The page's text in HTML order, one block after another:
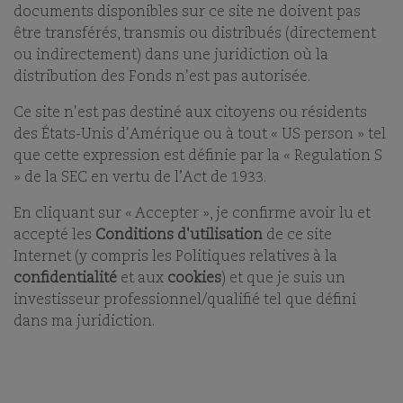
Comgest Global Investors S.A.S., il définit l’orientation
stratégique à long terme et la planification des
investissements, assure le contrôle prudentiel et
représente les actionnaires de Comgest. Le
Exécutifde Comgest Global Investors représente les
principaux domaines fonctionnels du groupe, il
assiste le Président Directeur Général dans le
déploiement des projets stratégiques et la
CONSEIL DES ASSOCIÉS
COMITÉ EXÉCUTIF
documents disponibles sur ce site ne doivent pas
être transférés, transmis ou distribués (directement
ou indirectement) dans une juridiction où la
distribution des Fonds n'est pas autorisée.
Ce site n'est pas destiné aux citoyens ou résidents
des États-Unis d'Amérique ou à tout « US person » tel
que cette expression est définie par la « Regulation S
» de la SEC en vertu de l’Act de 1933.
En cliquant sur « Accepter », je confirme avoir lu et
accepté les Conditions d'utilisation de ce site
Internet (y compris les Politiques relatives à la
confidentialité et aux cookies) et que je suis un
investisseur professionnel/qualifié tel que défini
dans ma juridiction.